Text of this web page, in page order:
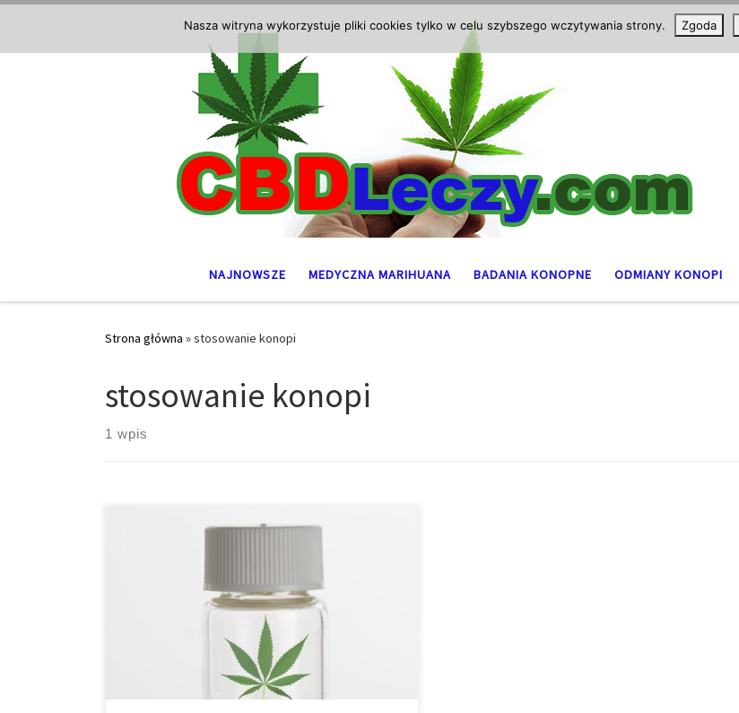
NAJNOWSZE MEDYCZNA MARIHUANA BADANIA KONOPNE ODMIANY KONOPI
Strona główna »stosowanie konopi
stosowanie konopi
1 wpis
użycia papieru. Kiedy miesza się ją z tytoniem – aby
dodać smak oraz aby spalała się wolniej – nazywa się
to spliff. Marihuana może być także palona w powłoce
cygara, co określane jest jako blant. Inną […]
Nasza witryna wykorzystuje pliki cookies tylko w celu szybszego wczytywania strony. Zgoda